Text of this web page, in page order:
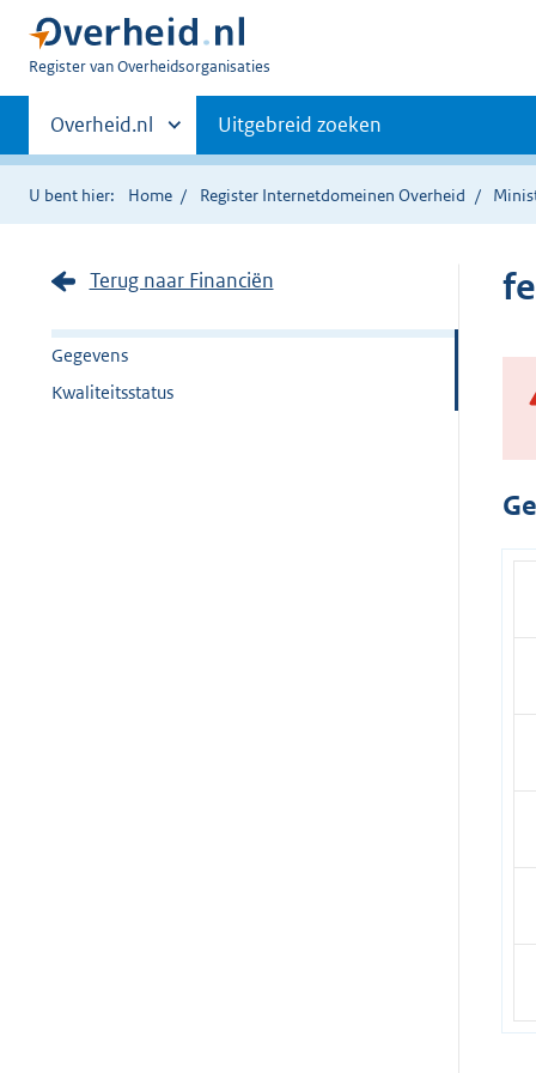
U
Register van Overheidsorganisaties
Primaire
navigatie
Andere
sites
binnen
Overheid.nl Uitgebreid zoeken
U bent hier: Home Register Internetdomeinen Overheid
Terug naar Financiën
Gegevens
Kwaliteitsstatus